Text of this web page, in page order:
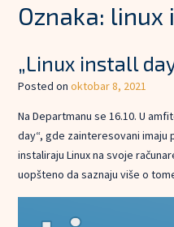
Oznaka: linux
„Linux install
Posted on oktobar 8, 2021
Na Departmanu se 16.10. U
day“, gde zainteresovani imaju
instaliraju Linux na svoje
uopšteno da saznaju više o